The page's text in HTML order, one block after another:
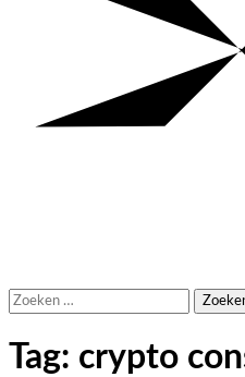
Zoeken
naar:
Tag: crypto